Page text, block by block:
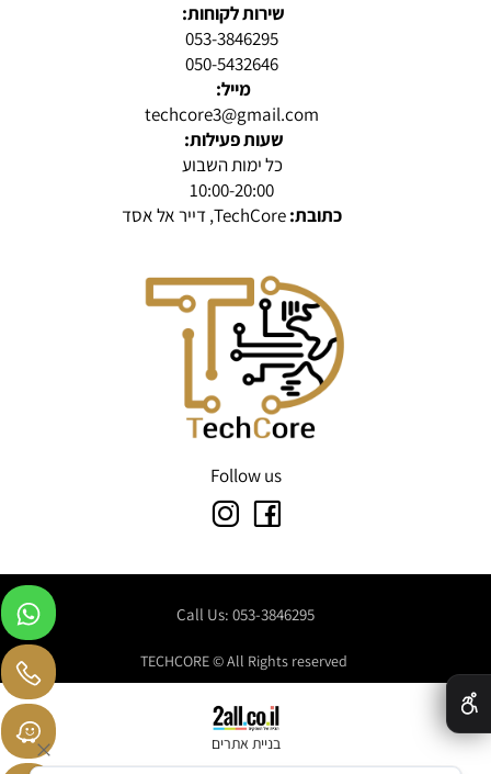
שירות לקוחות:
053-3846295
050-5432646
מייל:
techcore3@gmail.com
שעות פעילות:
כל ימות השבוע
10:00-20:00
כתובת:TechCore, דייר אל אסד
Follow us
Call Us: 053-3846295
בניית אתרים